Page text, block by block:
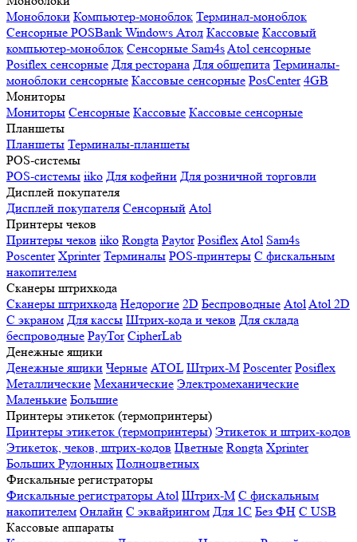
Моноблоки Компьютер-моноблок Терминал-моноблок
Сенсорные POSBank Windows Атол Кассовые Кассовый
компьютер-моноблок Сенсорные Sam4sAtol сенсорные
Posiflex сенсорные Для ресторана Для общепита Терминалы-
моноблоки сенсорные Кассовые сенсорные PosCenter 4GB
Мониторы
Мониторы Сенсорные Кассовые Кассовые сенсорные
Планшеты
Планшеты Терминалы-планшеты
POS-системы
POS-системы iiko Для кофейни Для розничной торговли
Дисплей покупателя
Дисплей покупателя Сенсорный Atol
Принтеры чеков
Принтеры чеков iiko Rongta Paytor PosiflexAtol Sam4s
Poscenter Xprinter Терминалы POS-принтеры С фискальным
накопителем
Сканеры штрихкода
Сканеры штрихкода Недорогие 2D Беспроводные AtolAtol 2D
С экраном Для кассы Штрих-кода и чеков Для склада
беспроводные PayTor CipherLab
Денежные ящики
Денежные ящики Черные ATOL Штрих-М Poscenter Posiflex
Металлические Механические Электромеханические
Маленькие Большие
Принтеры этикеток (термопринтеры)
Принтеры этикеток (термопринтеры) Этикеток и штрих-кодов
Этикеток, чеков, штрих-кодов Цветные Rongta Xprinter
Больших Рулонных Полноцветных
Фискальные регистраторы
Фискальные регистраторы Atol Штрих-М С фискальным
накопителем Онлайн С эквайрингом Для 1С Без ФН С USB
Кассовые аппараты